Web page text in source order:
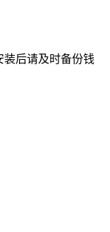
装后请及时备份钱